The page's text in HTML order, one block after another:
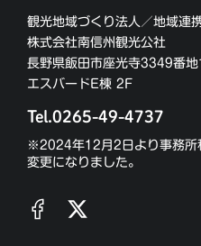
観光地域づくり法人／地域連
株式会社南信州観光公社
長野県飯田市座光寺3349番地1
エスバードE棟 2F
Tel.0265-49-4737
※2024年12月2日より事務所
変更になりました。